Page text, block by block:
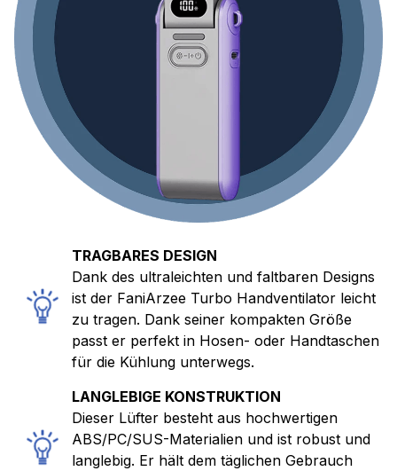
TRAGBARES DESIGN
Dank des ultraleichten und faltbaren Designs
ist der FaniArzee Turbo Handventilator leicht
zu tragen. Dank seiner kompakten Größe
passt er perfekt in Hosen- oder Handtaschen
für die Kühlung unterwegs.
LANGLEBIGE KONSTRUKTION
Dieser Lüfter besteht aus hochwertigen
ABS/PC/SUS-Materialien und ist robust und
langlebig. Er hält dem täglichen Gebrauch